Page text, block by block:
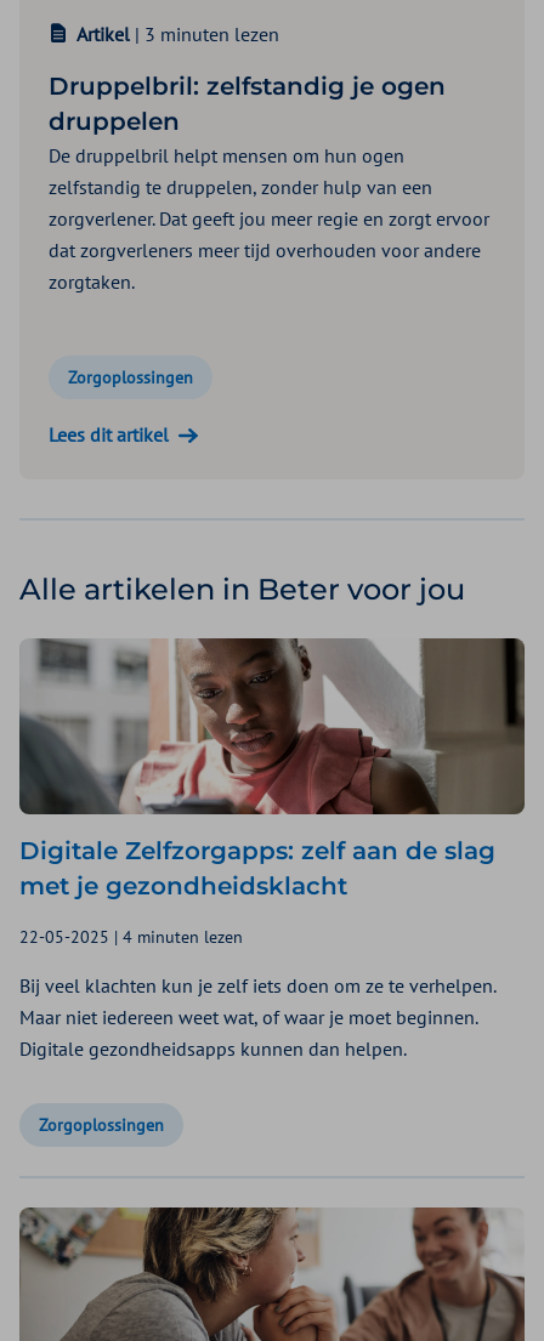
Artikel | 3 minuten lezen
Druppelbril: zelfstandig je ogen
druppelen
De druppelbril helpt mensen om hun ogen
zelfstandig te druppelen, zonder hulp van een
zorgverlener. Dat geeft jou meer regie en zorgt ervoor
dat zorgverleners meer tijd overhouden voor andere
zorgtaken.
Zorgoplossingen
Lees dit artikel
Alle artikelen in Beter voor jou
Digitale Zelfzorgapps: zelf aan de slag
met je gezondheidsklacht
22-05-2025 | 4 minuten lezen
Bij veel klachten kun je zelf iets doen om ze te verhelpen.
Maar niet iedereen weet wat, of waar je moet beginnen.
Digitale gezondheidsapps kunnen dan helpen.
Zorgoplossingen